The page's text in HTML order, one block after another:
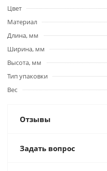
Цвет
Материал
Длина, мм
Ширина, мм
Высота, мм
Тип упаковки
Вес
Отзывы
Задать вопрос